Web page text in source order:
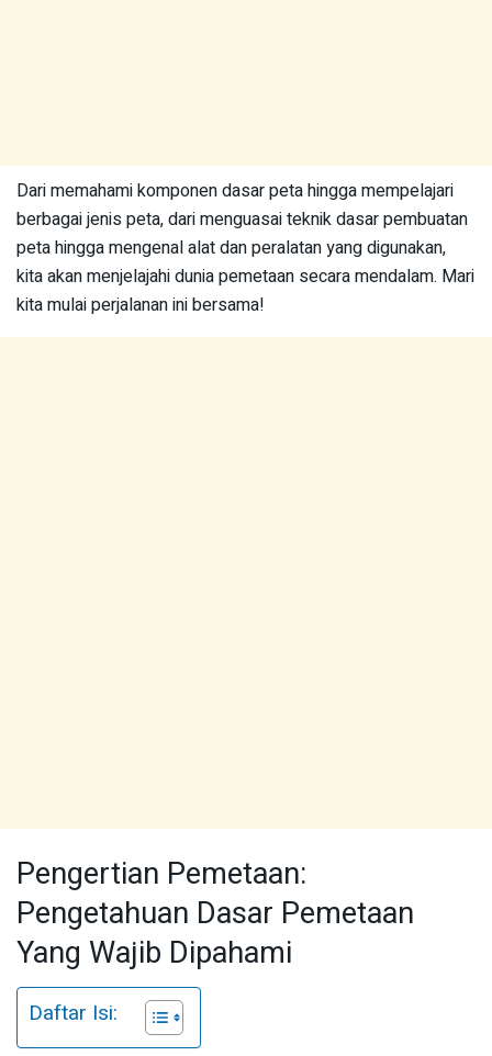
Dari memahami komponen dasar peta hingga mempelajari
berbagai jenis peta, dari menguasai teknik dasar pembuatan
peta hingga mengenal alat dan peralatan yang digunakan,
kita akan menjelajahi dunia pemetaan secara mendalam. Mari
kita mulai perjalanan ini bersama!
Pengertian Pemetaan:
Pengetahuan Dasar Pemetaan
Yang Wajib Dipahami
Daftar Isi: